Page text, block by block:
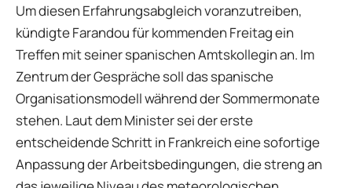
Um diesen Erfahrungsabgleich voranzutreiben,
kündigte Farandou für kommenden Freitag ein
Treffen mit seiner spanischen Amtskollegin an. Im
Zentrum der Gespräche soll das spanische
Organisationsmodell während der Sommermonate
stehen. Laut dem Minister sei der erste
entscheidende Schritt in Frankreich eine sofortige
Anpassung der Arbeitsbedingungen, die streng an